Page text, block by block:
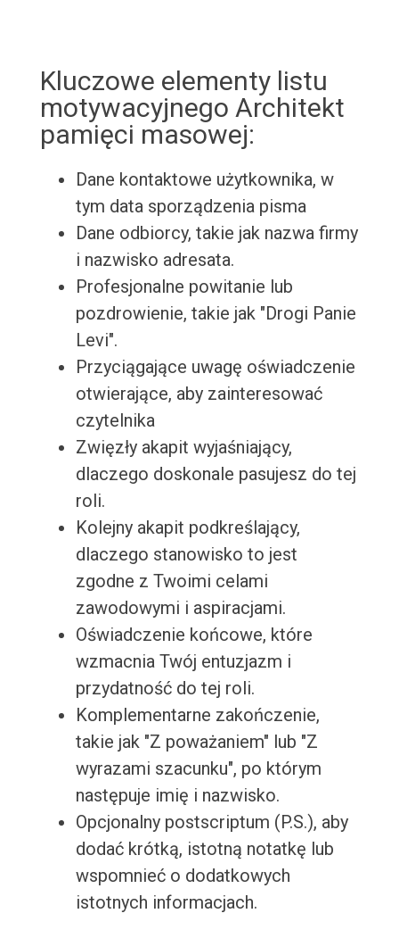
Kluczowe elementy listu
motywacyjnego Architekt
pamięci masowej:
Dane kontaktowe użytkownika, w
tym data sporządzenia pisma
Dane odbiorcy, takie jak nazwa firmy
i nazwisko adresata.
Profesjonalne powitanie lub
pozdrowienie, takie jak "Drogi Panie
Levi".
Przyciągające uwagę oświadczenie
otwierające, aby zainteresować
czytelnika
Zwięzły akapit wyjaśniający,
dlaczego doskonale pasujesz do tej
roli.
Kolejny akapit podkreślający,
dlaczego stanowisko to jest
zgodne z Twoimi celami
zawodowymi i aspiracjami.
Oświadczenie końcowe, które
wzmacnia Twój entuzjazm i
przydatność do tej roli.
Komplementarne zakończenie,
takie jak "Z poważaniem" lub "Z
wyrazami szacunku", po którym
następuje imię i nazwisko.
Opcjonalny postscriptum (P.S.), aby
dodać krótką, istotną notatkę lub
wspomnieć o dodatkowych
istotnych informacjach.